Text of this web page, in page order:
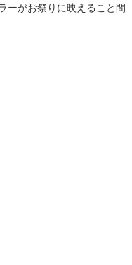
ーがお祭りに映えること間